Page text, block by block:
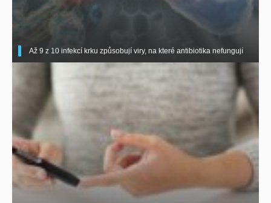
Až 9 z 10 infekcí krku způsobují viry, na které antibiotika nefungují